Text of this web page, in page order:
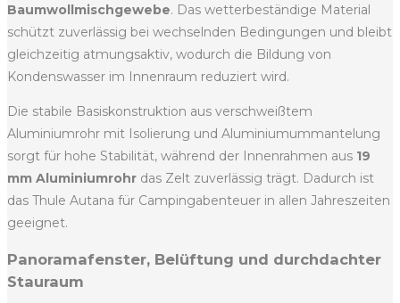
Baumwollmischgewebe. Das wetterbeständige Material
schützt zuverlässig bei wechselnden Bedingungen und bleibt
gleichzeitig atmungsaktiv, wodurch die Bildung von
Kondenswasser im Innenraum reduziert wird.
Die stabile Basiskonstruktion aus verschweißtem
Aluminiumrohr mit Isolierung und Aluminiumummantelung
sorgt für hohe Stabilität, während der Innenrahmen aus 19
mm Aluminiumrohr das Zelt zuverlässig trägt. Dadurch ist
das Thule Autana für Campingabenteuer in allen Jahreszeiten
geeignet.
Panoramafenster, Belüftung und durchdachter
Stauraum